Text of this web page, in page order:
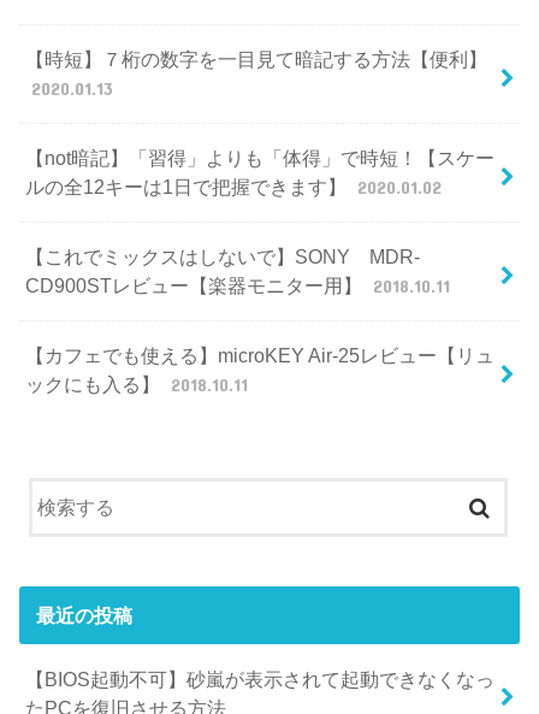
【時短】７桁の数字を一目見て暗記する方法【便利】
2020.01.13
【not暗記】「習得」よりも「体得」で時短！【スケー
ルの全12キーは1日で把握できます】
2020.01.02
【これでミックスはしないで】SONY MDR-
CD900STレビュー【楽器モニター用】
2018.10.11
【カフェでも使える】microKEY Air-25レビュー【リュ
ックにも入る】
2018.10.11
最近の投稿
【BIOS起動不可】砂嵐が表示されて起動できなくなっ
たPCを復旧させる方法